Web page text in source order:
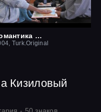
Романтика смерти
Turk.Original
Кизиловый